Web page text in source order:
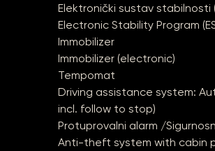
Elektronički sustav stabilnosti
Electronic Stability Program
Immobilizer
Immobilizer (electronic)
Tempomat
Driving assistance system:
incl. follow to stop)
Protuprovalni alarm /
Anti-theft system with cabin